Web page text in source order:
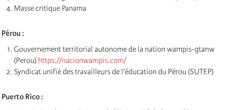
Masse critique Panama
Pérou :
Gouvernement territorial autonome de la nation wampis-gtanw
(Perou) https://nacionwampis.com/
Syndicat unifié des travailleurs de l’éducation du Pérou (SUTEP)
Puerto Rico :